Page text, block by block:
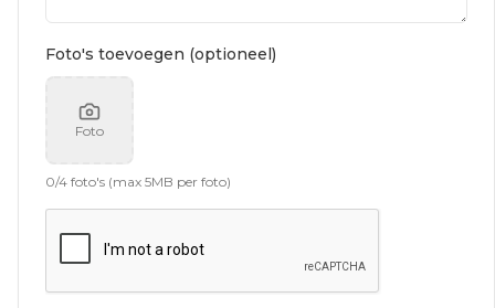
Foto's toevoegen (optioneel)
Foto
0/4 foto's (max 5MB per foto)